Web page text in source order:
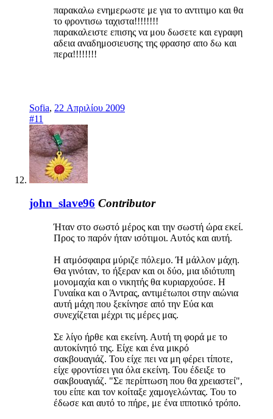
παρακαλω ενημερωστε με για το αντιτιμο και θα
το φροντισω ταχιστα!!!!!!!!
παρακαλειστε επισης να μου δωσετε και εγραφη
αδεια αναδημοσιευσης της φρασησ απο δω και
περα!!!!!!!!
Sofia, 22 Απριλίου 2009
#11
john_slave96 Contributor
Ήταν στο σωστό μέρος και την σωστή ώρα εκεί.
Προς το παρόν ήταν ισότιμοι. Αυτός και αυτή.
Η ατμόσφαιρα μύριζε πόλεμο. Ή μάλλον μάχη.
Θα γινόταν, το ήξεραν και οι δύο, μια ιδιότυπη
μονομαχία και ο νικητής θα κυριαρχούσε. Η
Γυναίκα και ο Άντρας, αντιμέτωποι στην αιώνια
αυτή μάχη που ξεκίνησε από την Εύα και
συνεχίζεται μέχρι τις μέρες μας.
Σε λίγο ήρθε και εκείνη. Αυτή τη φορά με το
αυτοκίνητό της. Είχε και ένα μικρό
σακβουαγιάζ. Του είχε πει να μη φέρει τίποτε,
είχε φροντίσει για όλα εκείνη. Του έδειξε το
σακβουαγιάζ. "Σε περίπτωση που θα χρειαστεί",
του είπε και τον κοίταξε χαμογελώντας. Του το
έδωσε και αυτό το πήρε, με ένα ιπποτικό τρόπο.